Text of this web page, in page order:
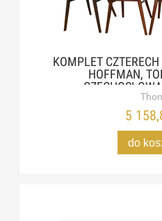
KOMPLET
HOFFMAN,
5
do